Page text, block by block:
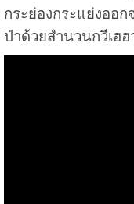
กระย่องกระแย่งออ
ป่าด้วยสำนวนกวีเฮ